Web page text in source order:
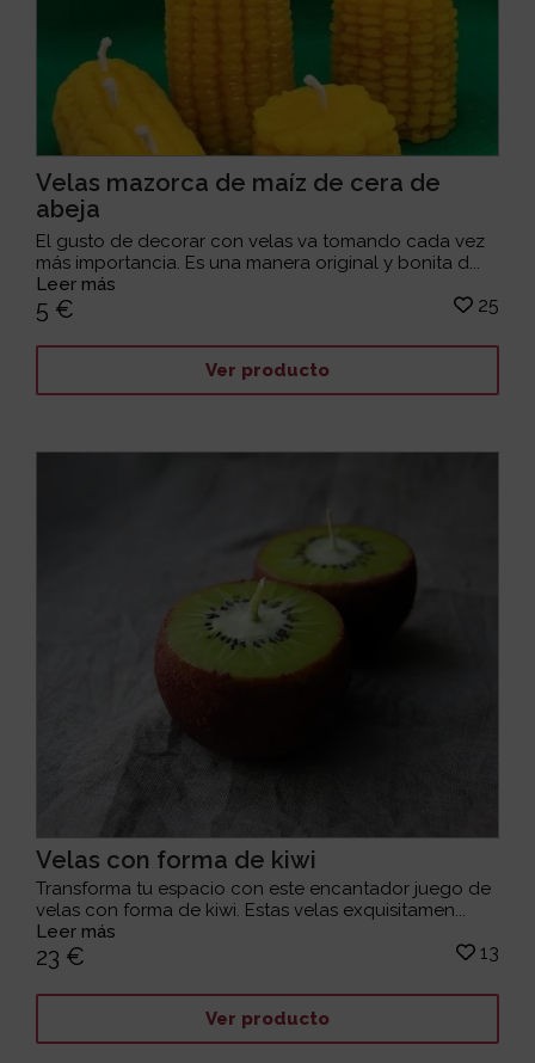
Velas mazorca de maíz de cera de
abeja
El gusto de decorar con velas va tomando cada vez
más importancia. Es una manera original y bonita d...
Leer más
5 € 25
Ver producto
Velas con forma de kiwi
Transforma tu espacio con este encantador juego de
velas con forma de kiwi. Estas velas exquisitamen...
Leer más
23 € 13
Ver producto